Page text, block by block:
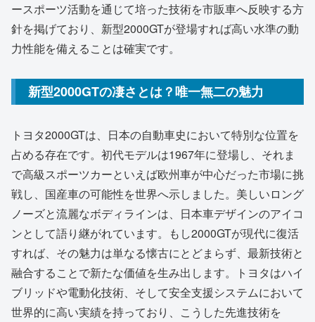
ースポーツ活動を通じて培った技術を市販車へ反映する方
針を掲げており、新型2000GTが登場すれば高い水準の動
力性能を備えることは確実です。
新型2000GTの凄さとは？唯一無二の魅力
トヨタ2000GTは、日本の自動車史において特別な位置を
占める存在です。初代モデルは1967年に登場し、それま
で高級スポーツカーといえば欧州車が中心だった市場に挑
戦し、国産車の可能性を世界へ示しました。美しいロング
ノーズと流麗なボディラインは、日本車デザインのアイコ
ンとして語り継がれています。もし2000GTが現代に復活
すれば、その魅力は単なる懐古にとどまらず、最新技術と
融合することで新たな価値を生み出します。トヨタはハイ
ブリッドや電動化技術、そして安全支援システムにおいて
世界的に高い実績を持っており、こうした先進技術を